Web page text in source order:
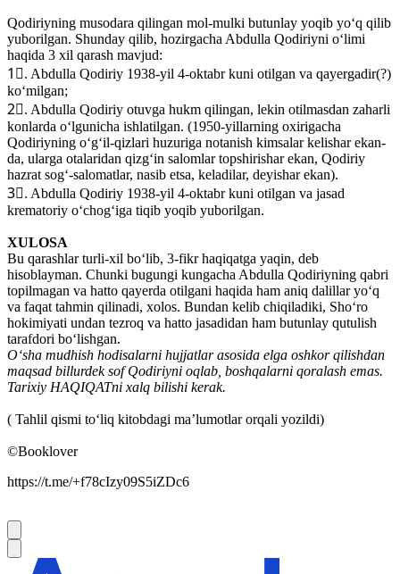
Qodiriyning musodara qilingan mol-mulki butunlay yoqib yoʻq qilib
yuborilgan. Shunday qilib, hozirgacha Abdulla Qodiriyni oʻlimi
haqida 3 xil qarash mavjud:
1⃣. Abdulla Qodiriy 1938-yil 4-oktabr kuni otilgan va qayergadir(?)
koʻmilgan;
2⃣. Abdulla Qodiriy otuvga hukm qilingan, lekin otilmasdan zaharli
konlarda oʻlgunicha ishlatilgan. (1950-yillarning oxirigacha
Qodiriyning oʻgʻil-qizlari huzuriga notanish kimsalar kelishar ekan-
da, ularga otalaridan qizgʻin salomlar topshirishar ekan, Qodiriy
hazrat sogʻ-salomatlar, nasib etsa, keladilar, deyishar ekan).
3⃣. Abdulla Qodiriy 1938-yil 4-oktabr kuni otilgan va jasad
krematoriy oʻchogʻiga tiqib yoqib yuborilgan.
XULOSA
Bu qarashlar turli-xil boʻlib, 3-fikr haqiqatga yaqin, deb
hisoblayman. Chunki bugungi kungacha Abdulla Qodiriyning qabri
topilmagan va hatto qayerda otilgani haqida ham aniq dalillar yoʻq
va faqat tahmin qilinadi, xolos. Bundan kelib chiqiladiki, Shoʻro
hokimiyati undan tezroq va hatto jasadidan ham butunlay qutulish
tarafdori boʻlishgan.
Oʻsha mudhish hodisalarni hujjatlar asosida elga oshkor qilishdan
maqsad billurdek sof Qodiriyni oqlab, boshqalarni qoralash emas.
Tarixiy HAQIQATni xalq bilishi kerak.
( Tahlil qismi toʻliq kitobdagi maʼlumotlar orqali yozildi)
©Booklover
https://t.me/+f78cIzy09S5iZDc6